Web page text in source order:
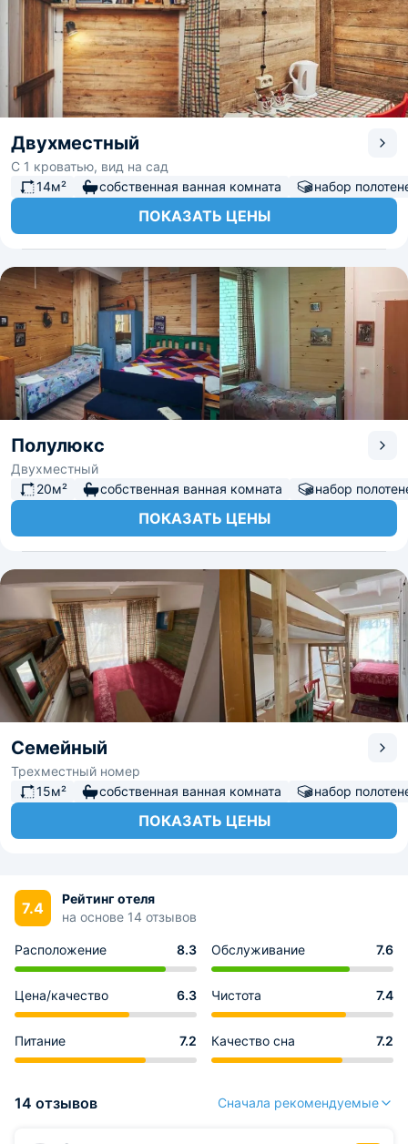
Двухместный
С 1 кроватью, вид на сад
14м²
собственная ванная комната набор
ПОКАЗАТЬ ЦЕНЫ
Полулюкс
Двухместный
20м²
собственная ванная комната набор
ПОКАЗАТЬ ЦЕНЫ
Семейный
Трехместный номер
15м²
собственная ванная комната набор
ПОКАЗАТЬ ЦЕНЫ
7.4
Рейтинг отеля
на основе 14 отзывов
Расположение 8.3 Обслуживание 7.6
Цена/качество 6.3 Чистота 7.4
Питание 7.2 Качество сна 7.2
14 отзывов Сначала рекомендуемые